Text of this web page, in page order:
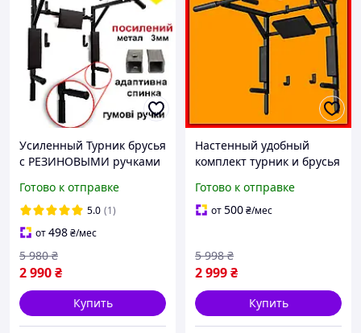
Усиленный Турник брусья
с РЕЗИНОВЫМИ ручками
SAB-Building для дома, на
стену, домашний
Готово к отправке
5.0 (1)
от498₴/мес
2 990₴
5 980 ₴
Купить
Настенный удобный
комплект турник и брусья
домашний комплекс
турник брусья пре|ХОЧУ
Готово к отправке
от500₴/мес
2 999₴
5 998 ₴
Купить